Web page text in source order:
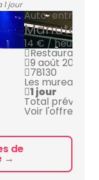
1 jour
Auto-
14 € / heure
Restaurant
9 août 2026
78130
Les mureaux
1 jour
Total
Voir l'offre
de
→